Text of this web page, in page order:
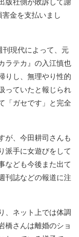
版社側が敗訴して謝
金を支払いまし
刊現代によって、元
ラテカ』の入江慎也
りし、無理やり性的
っていたと報じられ
「ガセです」と完全
が、今田耕司さんも
派手に女遊びをして
なども今後また出て
刊誌などの報道に注
、ネット上では体調
橋さんは離婚のショ